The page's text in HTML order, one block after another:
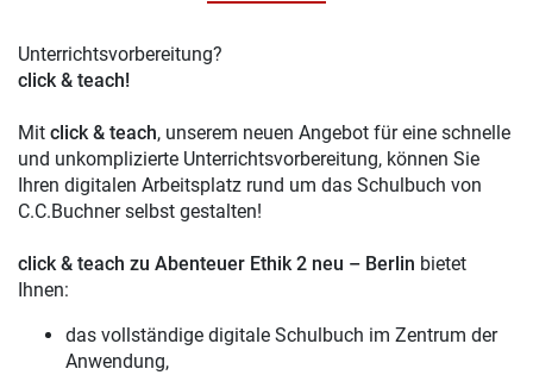
Unterrichtsvorbereitung?
click & teach!
Mit click & teach, unserem neuen Angebot für eine schnelle
und unkomplizierte Unterrichtsvorbereitung, können Sie
Ihren digitalen Arbeitsplatz rund um das Schulbuch von
C.C.Buchner selbst gestalten!
click & teach zu Abenteuer Ethik 2 neu – Berlin bietet
Ihnen:
das vollständige digitale Schulbuch im Zentrum der
Anwendung,